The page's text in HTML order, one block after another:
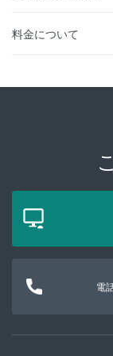
料金について
電